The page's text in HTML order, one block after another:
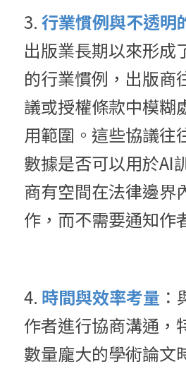
3. 行業慣例與不透明
出版業長期以來形成
的行業慣例，出版商
議或授權條款中模糊
用範圍。這些協議往
數據是否可以用於AI
商有空間在法律邊界
作，而不需要通知作
4. 時間與效率考量
作者進行協商溝通，
數量龐大的學術論文